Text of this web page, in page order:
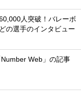
人突破！バレーボ
の選手のインタビュー
Number Web」の記事